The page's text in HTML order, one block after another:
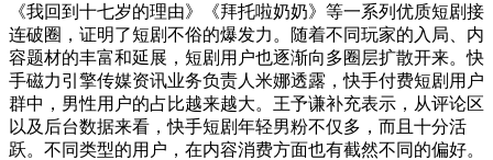
《我回到十七岁的理由》《拜托啦奶奶》等一系列优质短剧接
连破圈，证明了短剧不俗的爆发力。随着不同玩家的入局、内
容题材的丰富和延展，短剧用户也逐渐向多圈层扩散开来。快
手磁力引擎传媒资讯业务负责人米娜透露，快手付费短剧用户
群中，男性用户的占比越来越大。王予谦补充表示，从评论区
以及后台数据来看，快手短剧年轻男粉不仅多，而且十分活
跃。不同类型的用户，在内容消费方面也有截然不同的偏好。